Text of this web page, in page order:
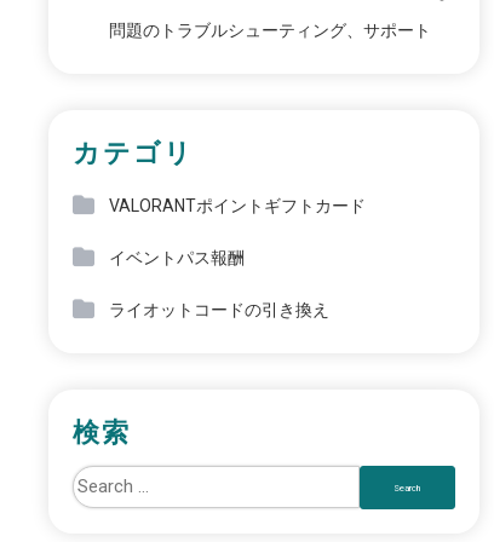
問題のトラブルシューティング、サポート
カテゴリ
VALORANTポイントギフトカード
イベントパス報酬
ライオットコードの引き換え
検索